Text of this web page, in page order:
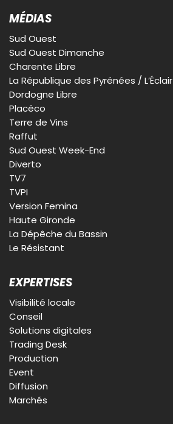
MÉDIAS
Sud Ouest
Sud Ouest Dimanche
Charente Libre
La République des Pyrénées / L’Éclair
Dordogne Libre
Placéco
Terre de Vins
Raffut
Sud Ouest Week-End
Diverto
TV7
TVPI
Version Femina
Haute Gironde
La Dépêche du Bassin
Le Résistant
EXPERTISES
Visibilité locale
Conseil
Solutions digitales
Trading Desk
Production
Event
Diffusion
Marchés